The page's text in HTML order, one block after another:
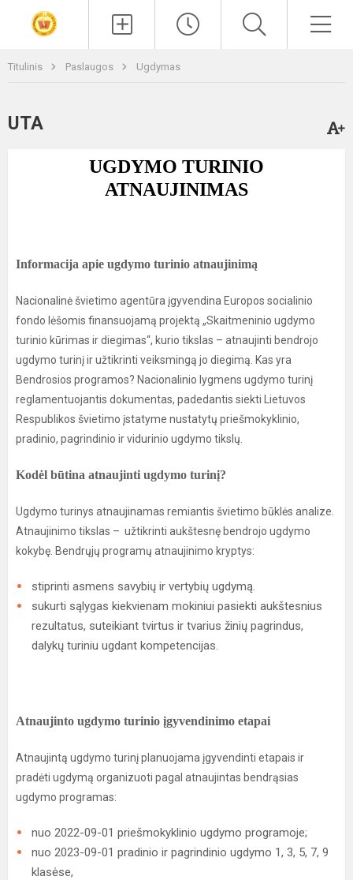
Titulinis Paslaugos Ugdymas
UTA
UGDYMO TURINIO
ATNAUJINIMAS
Informacija apie ugdymo turinio atnaujinimą
Nacionalinė švietimo agentūra įgyvendina Europos socialinio
fondo lėšomis finansuojamą projektą „Skaitmeninio ugdymo
turinio kūrimas ir diegimas“, kurio tikslas – atnaujinti bendrojo
ugdymo turinį ir užtikrinti veiksmingą jo diegimą. Kas yra
Bendrosios programos? Nacionalinio lygmens ugdymo turinį
reglamentuojantis dokumentas, padedantis siekti Lietuvos
Respublikos švietimo įstatyme nustatytų priešmokyklinio,
pradinio, pagrindinio ir vidurinio ugdymo tikslų.
Kodėl būtina atnaujinti ugdymo turinį?
Ugdymo turinys atnaujinamas remiantis švietimo būklės analize.
Atnaujinimo tikslas – užtikrinti aukštesnę bendrojo ugdymo
kokybę. Bendrųjų programų atnaujinimo kryptys:
stiprinti asmens savybių ir vertybių ugdymą.
sukurti sąlygas kiekvienam mokiniui pasiekti aukštesnius
rezultatus, suteikiant tvirtus ir tvarius žinių pagrindus,
dalykų turiniu ugdant kompetencijas.
Atnaujinto ugdymo turinio įgyvendinimo etapai
Atnaujintą ugdymo turinį planuojama įgyvendinti etapais ir
pradėti ugdymą organizuoti pagal atnaujintas bendrąsias
ugdymo programas:
nuo 2022-09-01 priešmokyklinio ugdymo programoje;
nuo 2023-09-01 pradinio ir pagrindinio ugdymo 1, 3, 5, 7, 9
klasėse,